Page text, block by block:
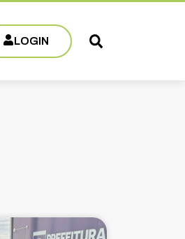
LOGIN